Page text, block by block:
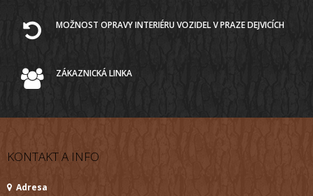
MOŽNOST OPRAVY INTERIÉRU VOZIDEL V PRAZE DEJVICÍCH
ZÁKAZNICKÁ LINKA
KONTAKT A INFO
Adresa